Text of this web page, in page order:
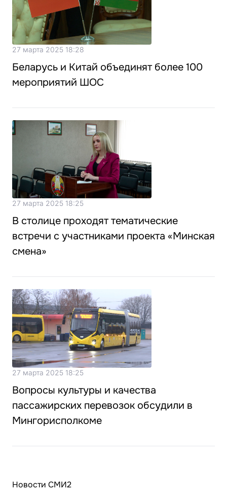
27 марта 2025 18:28
Беларусь и Китай объединят более 100
мероприятий ШОС
27 марта 2025 18:25
В столице проходят тематические
встречи с участниками проекта «Минская
смена»
27 марта 2025 18:25
Вопросы культуры и качества
пассажирских перевозок обсудили в
Мингорисполкоме
Новости СМИ2